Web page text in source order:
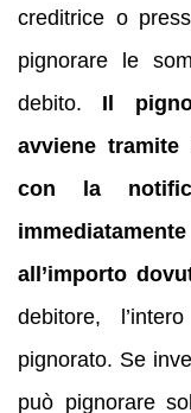
creditrice o
pignorare le
debito. Il
avviene tramite
con la
all’importo
debitore,
pignorato. Se
può pignorare